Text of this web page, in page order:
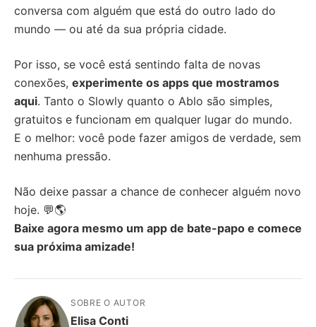
conversa com alguém que está do outro lado do
mundo — ou até da sua própria cidade.
Por isso, se você está sentindo falta de novas
conexões, experimente os apps que mostramos
aqui. Tanto o Slowly quanto o Ablo são simples,
gratuitos e funcionam em qualquer lugar do mundo.
E o melhor: você pode fazer amigos de verdade, sem
nenhuma pressão.
Não deixe passar a chance de conhecer alguém novo
hoje. 💬🌎
Baixe agora mesmo um app de bate-papo e comece
sua próxima amizade!
SOBRE O AUTOR
Elisa Conti